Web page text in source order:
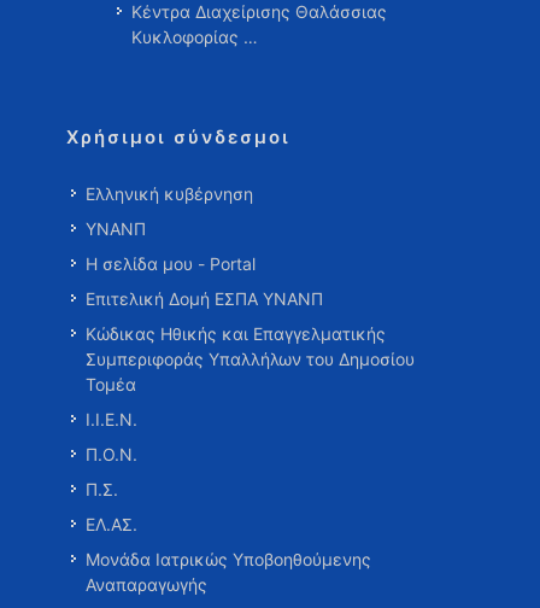
Κέντρα Διαχείρισης Θαλάσσιας
Κυκλοφορίας …
Χρήσιμοι σύνδεσμοι
Ελληνική κυβέρνηση
ΥΝΑΝΠ
Η σελίδα μου - Portal
Επιτελική Δομή ΕΣΠΑ ΥΝΑΝΠ
Κώδικας Ηθικής και Επαγγελματικής
Συμπεριφοράς Υπαλλήλων του Δημοσίου
Τομέα
Ι.Ι.Ε.Ν.
Π.Ο.Ν.
Π.Σ.
ΕΛ.ΑΣ.
Μονάδα Ιατρικώς Υποβοηθούμενης
Αναπαραγωγής